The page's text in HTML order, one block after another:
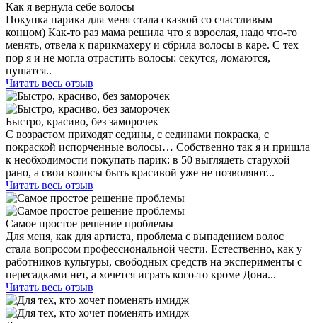
Как я вернула себе волосы
Покупка парика для меня стала сказкой со счастливым
концом) Как-то раз мама решила что я взрослая, надо что-то
менять, отвела к парикмахеру и сбрила волосы в каре. С тех
пор я и не могла отрастить волосы: секутся, ломаются,
пушатся..
Читать весь отзыв
Быстро, красиво, без заморочек
С возрастом приходят седины, с сединами покраска, с
покраской испорченные волосы… Собственно так я и пришла
к необходимости покупать парик: в 50 выглядеть старухой
рано, а свои волосы быть красивой уже не позволяют...
Читать весь отзыв
Самое простое решение проблемы
Для меня, как для артиста, проблема с выпадением волос
стала вопросом профессиональной чести. Естественно, как у
работников культуры, свободных средств на эксперименты с
пересадками нет, а хочется играть кого-то кроме Дона...
Читать весь отзыв